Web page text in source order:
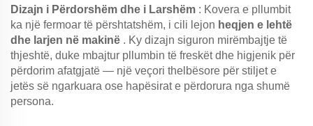
Dizajn i Përdorshëm dhe i Larshëm : Kovera e pllumbit
ka një fermoar të përshtatshëm, i cili lejon heqjen e lehtë
dhe larjen në makinë . Ky dizajn siguron mirëmbajtje të
thjeshtë, duke mbajtur pllumbin të freskët dhe higjenik për
përdorim afatgjatë — një veçori thelbësore për stiljet e
jetës së ngarkuara ose hapësirat e përdorura nga shumë
persona.